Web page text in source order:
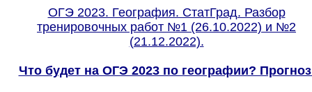
ОГЭ 2023. География. СтатГрад. Разбор
тренировочных работ №1 (26.10.2022) и №2
(21.12.2022).
Что будет на ОГЭ 2023 по географии?